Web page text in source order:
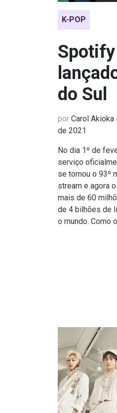
K-POP
do Sul
por Carol Akioka
de 2021
No dia 1º de
serviço
se tornou o 93º
stream e agora
mais de 60
de 4 bilhões de
o mundo. Como